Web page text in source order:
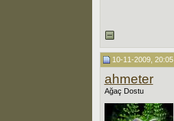
10-11-2009, 20:05
ahmeter
Ağaç Dostu